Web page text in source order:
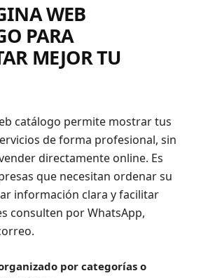
WEB
PARA
MEJOR TU
catálogo permite mostrar tus
de forma profesional, sin
directamente online. Es
que necesitan ordenar su
información clara y facilitar
consulten por WhatsApp,
por categorías o